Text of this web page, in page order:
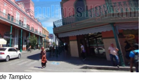
Tampico